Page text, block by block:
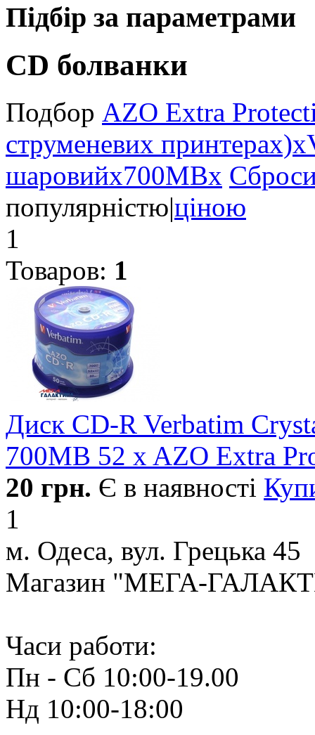
Підбір за параметрами
CD болванки
Подбор AZO Extra
струменевих принтерах)x
шаровийx700MBx
популярністю|ціною
1
Товаров: 1
Диск CD-R Verbatim
700MB 52 x AZO Extra
20 грн. Є в наявності
1
м. Одеса, вул. Грецька 45
Магазин "МЕГА-
Часи работи:
Пн - Сб 10:00-19.00
Нд 10:00-18:00